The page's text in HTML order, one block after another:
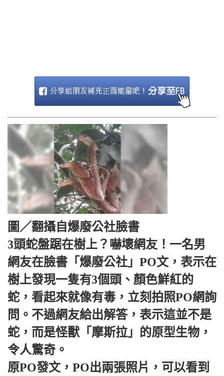
圖／翻攝自爆廢公社臉書
3頭蛇盤踞在樹上？嚇壞網友！一名男
網友在臉書「爆廢公社」PO文，表示在
樹上發現一隻有3個頭、顏色鮮紅的
蛇，看起來就像有毒，立刻拍照PO網詢
問。不過網友給出解答，表示這並不是
蛇，而是怪獸「摩斯拉」的原型生物，
令人驚奇。
原PO發文，PO出兩張照片，可以看到